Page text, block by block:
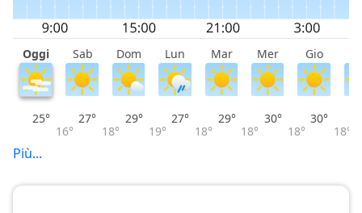
Oggi Sab Dom Lun Mar Mer Gio
25°
16°
27°
18°
29°
19°
27°
18°
29°
18°
30°
18°
30°
18°
Più...